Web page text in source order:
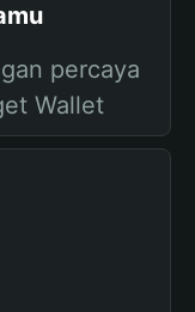
percaya
Wallet